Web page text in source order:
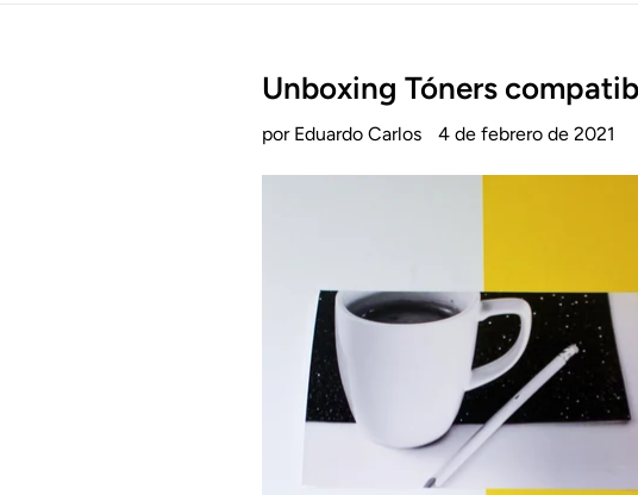
Unboxing Tóners
por Eduardo Carlos 4 de febrero de 2021